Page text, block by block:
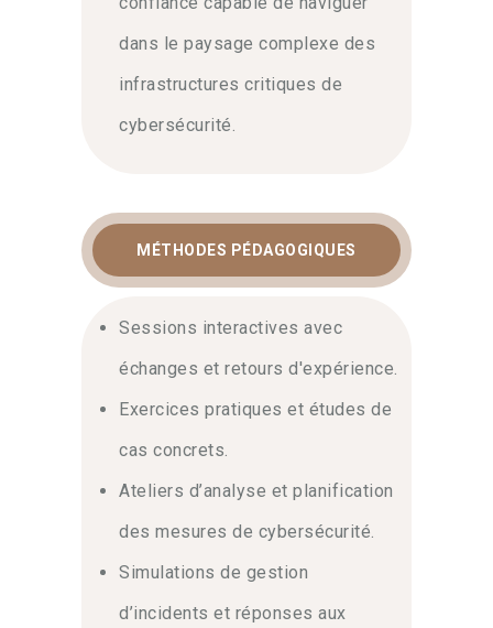
réglementaire de la cybersécurité
européenne.
dans le paysage complexe des
infrastructures critiques de
cybersécurité.
MÉTHODES PÉDAGOGIQUES
Sessions interactives avec
échanges et retours d'expérience.
Exercices pratiques et études de
cas concrets.
Ateliers d’analyse et planification
des mesures de cybersécurité.
Simulations de gestion
d’incidents et réponses aux